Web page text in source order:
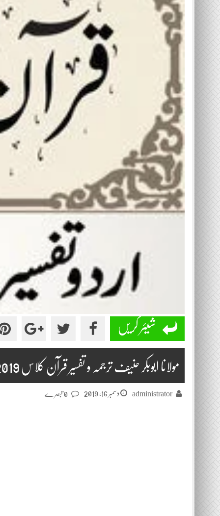
شیئر کریں
مولانا ابوبکر حنیف ترجمہ و تفسیر قرآن کلاس 2019-12-16
administrator دسمبر 16, 2019